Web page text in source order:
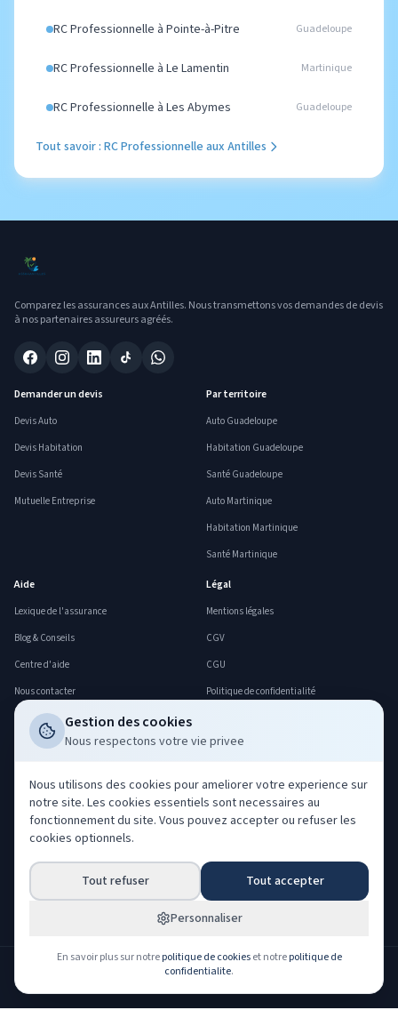
RC Professionnelle à Pointe-à-Pitre Guadeloupe
RC Professionnelle à Le Lamentin Martinique
RC Professionnelle à Les Abymes Guadeloupe
Tout savoir : RC Professionnelle aux Antilles
Comparez les assurances aux Antilles. Nous transmettons vos demandes de devis
à nos partenaires assureurs agréés.
Demander un devis
Devis Auto
Devis Habitation
Devis Santé
Mutuelle Entreprise
Par territoire
Auto Guadeloupe
Habitation Guadeloupe
Santé Guadeloupe
Auto Martinique
Habitation Martinique
Santé Martinique
Aide
Lexique de l'assurance
Blog & Conseils
Centre d'aide
Nous contacter
Déclarer un sinistre
Légal
Mentions légales
CGV
CGU
Politique de confidentialité
Gerer mes cookies
Acheter nos leads
Co-courtage ORIAS
Espace partenaire
Gestion des cookies
Nous respectons votre vie privee
Nous utilisons des cookies pour ameliorer votre experience sur
notre site. Les cookies essentiels sont necessaires au
fonctionnement du site. Vous pouvez accepter ou refuser les
cookies optionnels.
Tout refuser Tout accepter
Personnaliser
En savoir plus sur notre politique de cookies et notre politique de
confidentialite.